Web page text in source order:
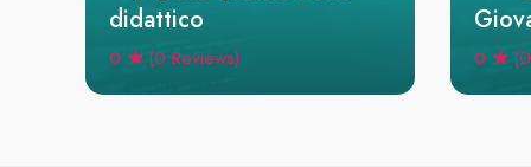
didattico
0 (0 Reviews) 0